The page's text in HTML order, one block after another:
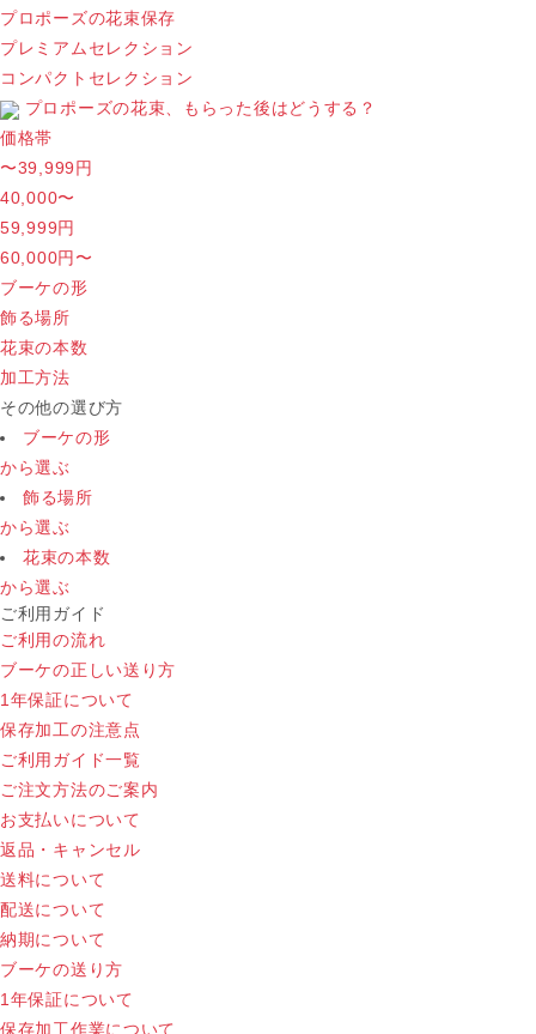
プロポーズの花束保存
プレミアムセレクション
コンパクトセレクション
プロポーズの花束、もらった後はどうする？
価格帯
〜39,999円
40,000〜
59,999円
60,000円〜
ブーケの形
飾る場所
花束の本数
加工方法
その他の選び方
ブーケの形
から選ぶ
飾る場所
から選ぶ
花束の本数
から選ぶ
ご利用ガイド
ご利用の流れ
ブーケの正しい送り方
1年保証について
保存加工の注意点
ご利用ガイド一覧
ご注文方法のご案内
お支払いについて
返品・キャンセル
送料について
配送について
納期について
ブーケの送り方
1年保証について
保存加工作業について